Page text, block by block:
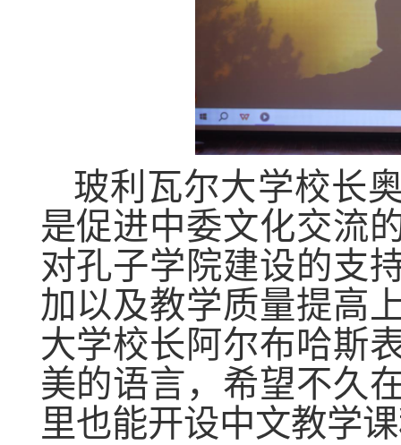
玻利瓦尔大学校长
是促进中委文化交流
对孔子学院建设的支
加以及教学质量提高
大学校长阿尔布哈斯
美的语言，希望不久
里也能开设中文教学